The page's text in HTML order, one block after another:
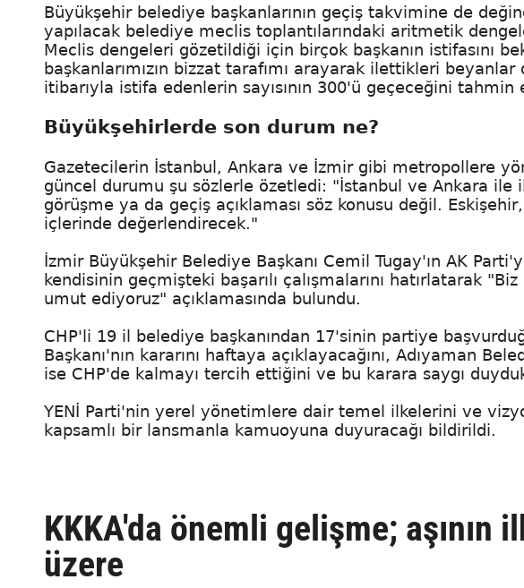
Büyükşehir belediye başkanlarının geçiş takvimine de
yapılacak belediye meclis toplantılarındaki aritmetik
Meclis dengeleri gözetildiği için birçok başkanın istifasını
başkanlarımızın bizzat tarafımı arayarak ilettikleri
itibarıyla istifa edenlerin sayısının 300'ü geçeceğini tahmin
Büyükşehirlerde son durum ne?
Gazetecilerin İstanbul, Ankara ve İzmir gibi metropollere
güncel durumu şu sözlerle özetledi: "İstanbul ve Ankara
görüşme ya da geçiş açıklaması söz konusu değil.
içlerinde değerlendirecek."
İzmir Büyükşehir Belediye Başkanı Cemil Tugay'ın AK
kendisinin geçmişteki başarılı çalışmalarını hatırlatarak
umut ediyoruz" açıklamasında bulundu.
CHP'li 19 il belediye başkanından 17'sinin partiye
Başkanı'nın kararını haftaya açıklayacağını, Adıyaman
ise CHP'de kalmayı tercih ettiğini ve bu karara saygı
YENİ Parti'nin yerel yönetimlere dair temel ilkelerini ve
kapsamlı bir lansmanla kamuoyuna duyuracağı bildirildi.
KKKA'da önemli gelişme; aşının
üzere